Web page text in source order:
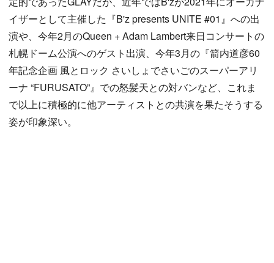
イザーとして主催した『B'z presents UNITE #01』への出
演や、今年2月のQueen + Adam Lambert来日コンサートの
札幌ドーム公演へのゲスト出演、今年3月の『箭内道彦60
年記念企画 風とロック さいしょでさいごのスーパーアリ
ーナ “FURUSATO”』での怒髪天との対バンなど、これま
で以上に積極的に他アーティストとの共演を果たそうする
姿が印象深い。